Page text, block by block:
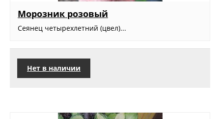
Морозник розовый
Сеянец четырехлетний (цвел)...
Нет в наличии